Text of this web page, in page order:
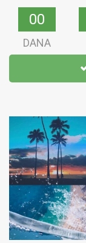
00
00
DANA